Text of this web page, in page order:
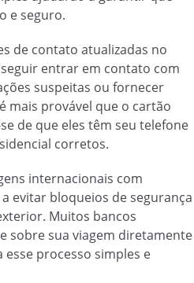
e seguro.
de contato atualizadas no
entrar em contato com
suspeitas ou fornecer
mais provável que o cartão
de que eles têm seu telefone
corretos.
internacionais com
evitar bloqueios de segurança
Muitos bancos
sobre sua viagem diretamente
processo simples e